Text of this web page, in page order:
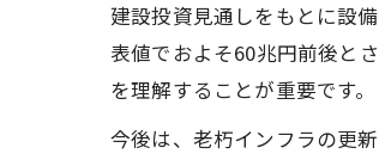
建設投資見通しをもとに設
表値でおよそ60兆円前後と
を理解することが重要です。
今後は、老朽インフラの更